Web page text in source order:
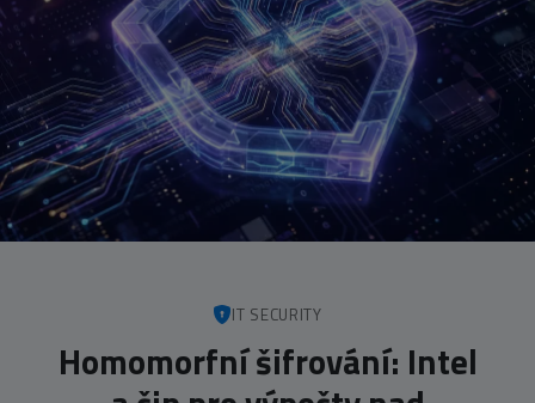
IT SECURITY
Homomorfní šifrování: Intel